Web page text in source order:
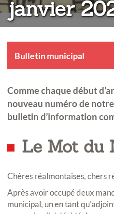
janvier
Bulletin municipal
Comme chaque début
nouveau numéro de notre
bulletin d’information
Le Mot du
Chères réalmontaises, chers
Après avoir occupé deux
municipal, un en tant